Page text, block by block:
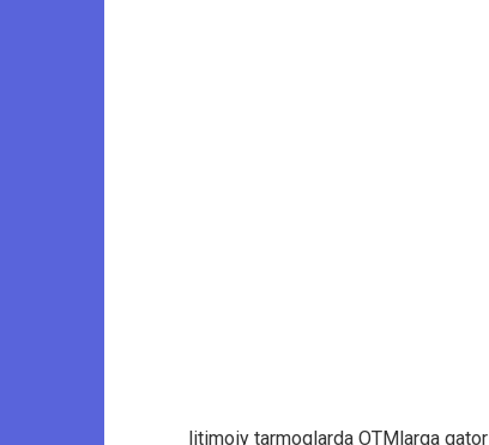
Ijtimoiy tarmoqlarda OTMlarga